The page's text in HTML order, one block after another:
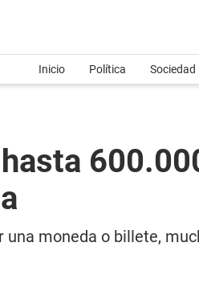
Inicio Política Sociedad
moneda o billete,